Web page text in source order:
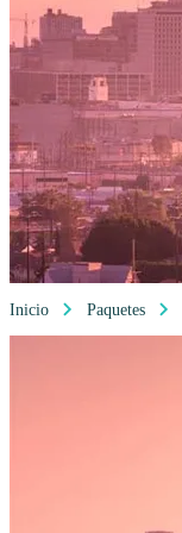
Inicio Paquetes